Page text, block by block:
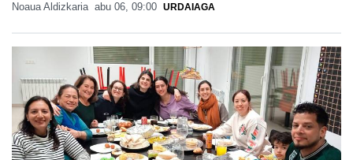
Noaua Aldizkaria abu 06, 09:00 URDAIAGA